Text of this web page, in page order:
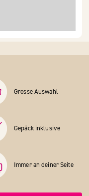
Grosse Auswahl
Gepäck inklusive
Immer an deiner Seite